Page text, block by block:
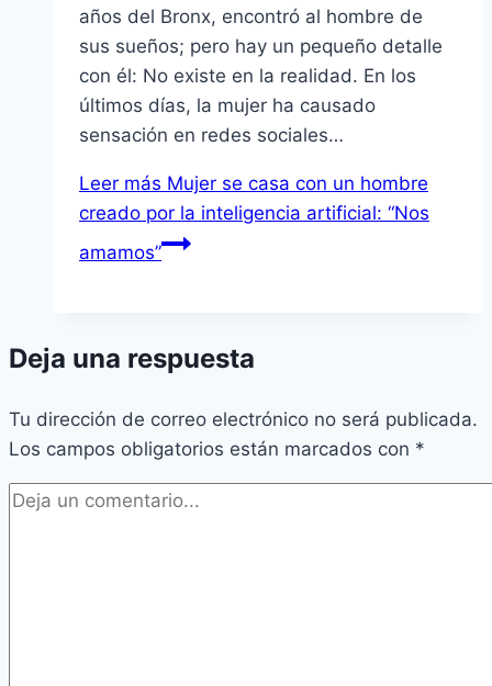
años del Bronx, encontró al hombre de
sus sueños; pero hay un pequeño detalle
con él: No existe en la realidad. En los
últimos días, la mujer ha causado
sensación en redes sociales…
Leer más Mujer se casa con un hombre
creado por la inteligencia artificial: “Nos
amamos”
Deja una respuesta
Tu dirección de correo electrónico no será publicada.
Los campos obligatorios están marcados con *